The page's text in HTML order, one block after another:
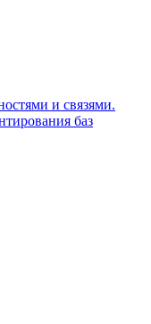
и связями.
баз